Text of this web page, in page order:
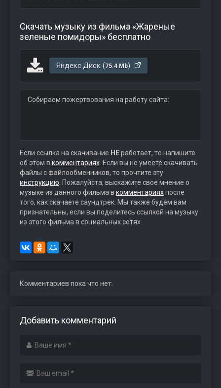
Скачать музыку из фильма «Жареные
зеленые помидоры» бесплатно
Яндекс.Диск (75.4 Mb)
Собираем пожертвования на работу сайта:
Если ссылка на скачивание НЕработает, то напишите
об этом в комментариях . Если вы не умеете скачивать
файлы с файлообменников, то прочтите эту
инструкцию . Пожалуйста, выскажите свое мнение о
музыке из данного фильма в комментарияхпосле
того, как скачаете саундтрек. Мы также будем вам
признательны, если вы поделитесь ссылкой на музыку
из этого фильма в социальных сетях.
Комментариев пока что нет.
Добавить комментарий